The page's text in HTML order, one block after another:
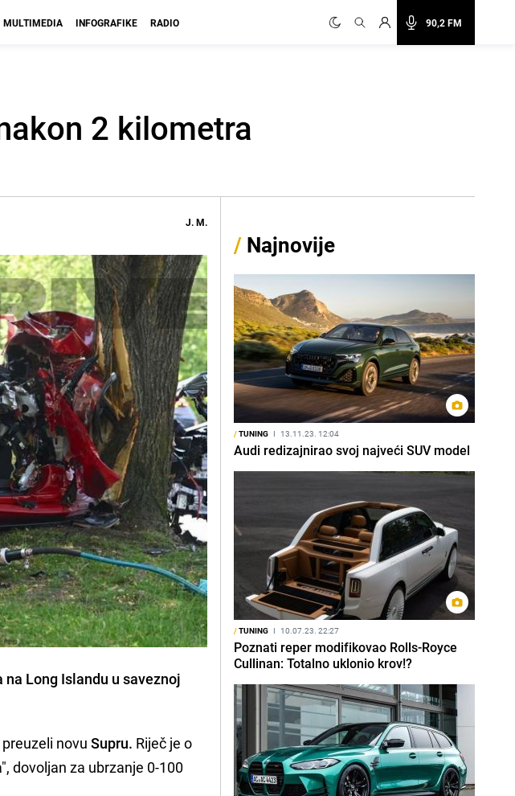
90,2 FM
MULTIMEDIA INFOGRAFIKE RADIO
2 kilometra
J. M.
na Long Islandu u saveznoj
preuzeli novuSupru. Riječ je o
dovoljan za ubrzanje 0-100
/ Najnovije
/TUNING I 13.11.23. 12:04
Audi redizajnirao svoj najveći SUV model
/TUNING I 10.07.23. 22:27
Poznati reper modifikovao Rolls-Royce
Cullinan: Totalno uklonio krov!?